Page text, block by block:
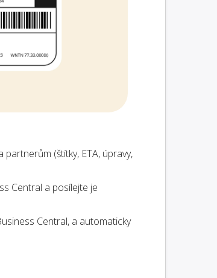
partnerům (štítky, ETA, úpravy,
Central a posílejte je
Central, a automaticky